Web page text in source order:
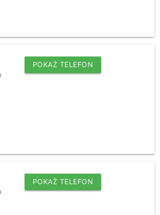
POKAŻ TELEFON
POKAŻ TELEFON